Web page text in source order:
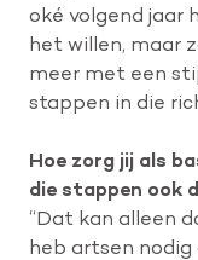
oké volgend jaar
het willen, maar
meer met een
stappen in die
Hoe zorg jij als
die stappen ook
“Dat kan alleen
heb artsen nodig